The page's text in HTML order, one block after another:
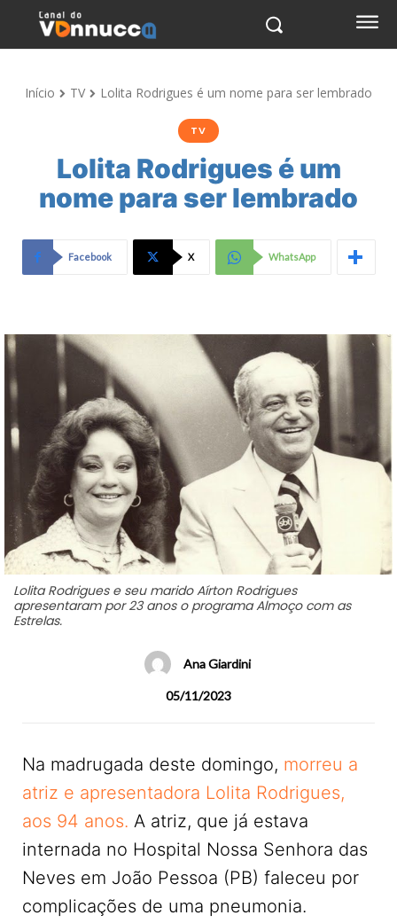
Início TV Lolita Rodrigues é um nome para ser lembrado
TV
Lolita Rodrigues é um
nome para ser lembrado
Facebook X WhatsApp
Lolita Rodrigues e seu marido Aírton Rodrigues
apresentaram por 23 anos o programa Almoço com as
Estrelas.
Ana Giardini
05/11/2023
Na madrugada deste domingo, morreu a
atriz e apresentadora Lolita Rodrigues,
aos 94 anos. A atriz, que já estava
internada no Hospital Nossa Senhora das
Neves em João Pessoa (PB) faleceu por
complicações de uma pneumonia.